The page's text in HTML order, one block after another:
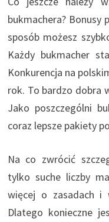
bukmachera? Bonusy
sposób możesz
Każdy bukmacher
Konkurencja na
rok. To bardzo dobra
Jako poszczególni
coraz lepsze pakiety
Na co zwrócić
tylko suche liczby
więcej o zasadach i
Dlatego konieczne